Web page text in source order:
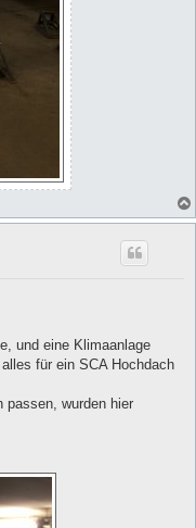
und eine Klimaanlage
für ein SCA Hochdach
passen, wurden hier